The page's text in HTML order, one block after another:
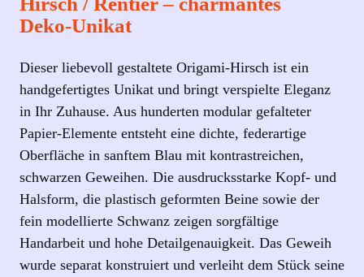
Deko‑Unikat
Dieser liebevoll gestaltete Origami‑Hirsch ist ein
handgefertigtes Unikat und bringt verspielte Eleganz
in Ihr Zuhause. Aus hunderten modular gefalteter
Papier‑Elemente entsteht eine dichte, federartige
Oberfläche in sanftem Blau mit kontrastreichen,
schwarzen Geweihen. Die ausdrucksstarke Kopf‑ und
Halsform, die plastisch geformten Beine sowie der
fein modellierte Schwanz zeigen sorgfältige
Handarbeit und hohe Detailgenauigkeit. Das Geweih
wurde separat konstruiert und verleiht dem Stück seine